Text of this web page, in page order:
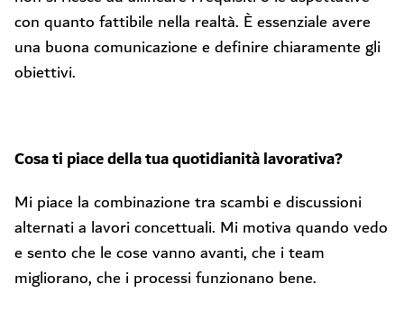
con quanto fattibile nella realtà. È essenziale avere
una buona comunicazione e definire chiaramente gli
obiettivi.
Cosa ti piace della tua quotidianità lavorativa?
Mi piace la combinazione tra scambi e discussioni
alternati a lavori concettuali. Mi motiva quando vedo
e sento che le cose vanno avanti, che i team
migliorano, che i processi funzionano bene.